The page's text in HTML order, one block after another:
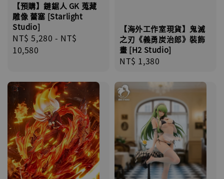
【預購】鏈鋸人 GK 蒐藏
雕像 蕾塞 [Starlight
Studio]
Regular
price
NT$ 5,280 - NT$
10,580
【海外工作室現貨】鬼滅
之刃《義勇炭治郎》裝飾
畫 [H2 Studio]
Regular
NT$ 1,380